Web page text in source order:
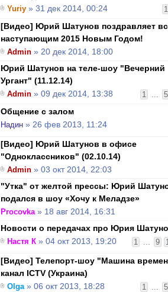
1
Yuriy » 31 дек 2014, 00:24
[Видео] Юрий Шатунов поздравляет
наступающим 2015 Новым Годом!
Admin » 20 дек 2014, 18:00
Юрий Шатунов на теле-шоу "Вечерний
Ургант" (11.12.14)
1 ... 5
Admin » 09 дек 2014, 13:38
Общение с залом
Надин » 26 фев 2013, 11:24
[Видео] Юрий Шатунов в офисе
"Одноклассников" (02.10.14)
Admin » 03 окт 2014, 22:03
"Утка" от желтой прессы: Юрий
подался в шоу «Хочу к Меладзе»
Procovka» 18 авг 2014, 16:31
Новости о передачах про Юрия
1 ... 9
Настя К » 04 окт 2013, 19:20
[Видео] Телепорт-шоу "Машина
канал ICTV (Украина)
1 ... 5
Olga» 06 окт 2013, 18:28